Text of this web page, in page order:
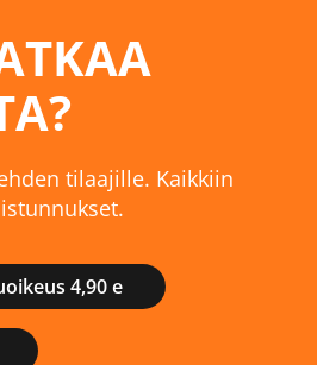
tilaajille. Kaikkiin
4,90 e